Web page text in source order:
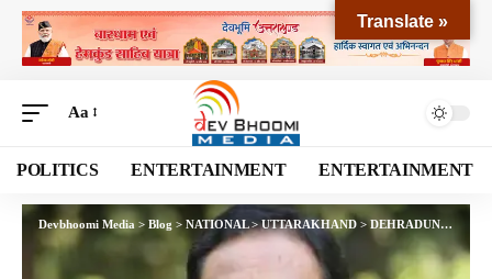
Aa
POLITICS ENTERTAINMENT ENTERTAINMENT
Devbhoomi Media > Blog > NATIONAL>UTTARAKHAND >DEHRADUN>
Translate »